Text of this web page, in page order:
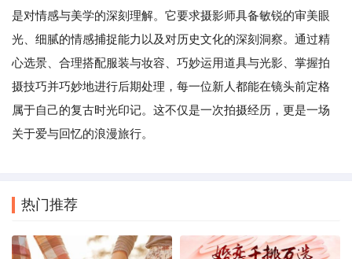
是对情感与美学的深刻理解。它要求摄影师具备敏锐的审美眼
光、细腻的情感捕捉能力以及对历史文化的深刻洞察。通过精
心选景、合理搭配服装与妆容、巧妙运用道具与光影、掌握拍
摄技巧并巧妙地进行后期处理，每一位新人都能在镜头前定格
属于自己的复古时光印记。这不仅是一次拍摄经历，更是一场
关于爱与回忆的浪漫旅行。
热门推荐